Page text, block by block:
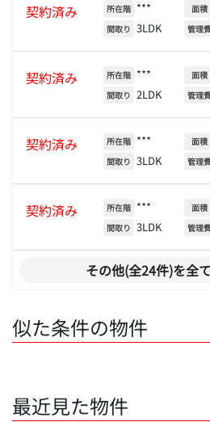
契約済み 所在階 ***
間取り 3LDK
面積
管理
契約済み 所在階 ***
間取り 2LDK
面積
管理
契約済み 所在階 ***
間取り 3LDK
面積
管理
契約済み 所在階 ***
間取り 3LDK
面積
管理
その他(全24件)を全
似た条件の物件
最近見た物件